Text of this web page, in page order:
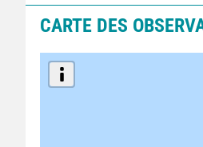
CARTE DES